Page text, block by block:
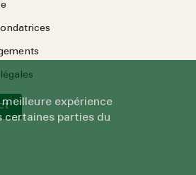
expérience
certaines parties du